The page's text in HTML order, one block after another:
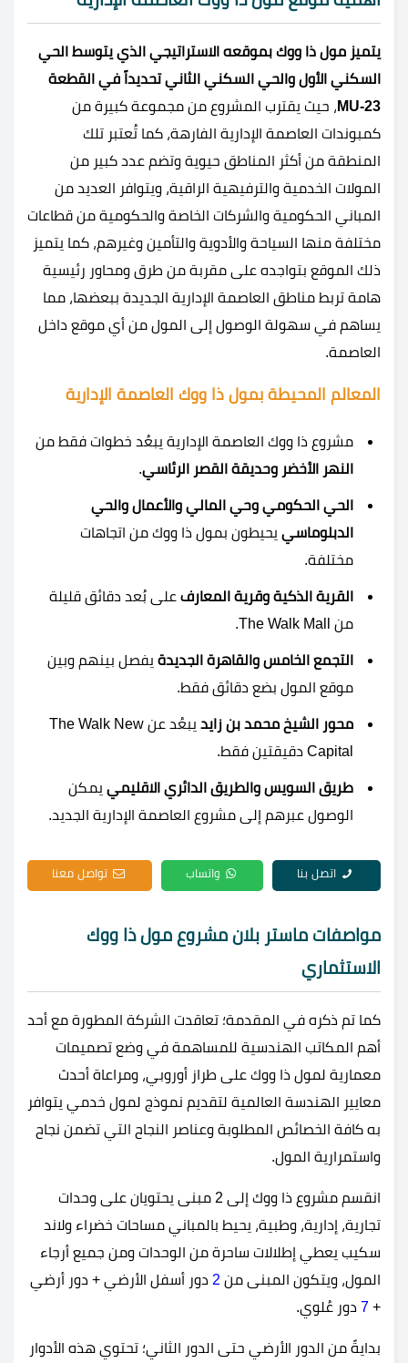
يتميز مول ذا ووك بموقعه الاستراتيجي الذي يتوسط الحي
السكني الأول والحي السكني الثاني تحديداً في القطعة
MU-23 ، حيث يقترب المشروع من مجموعة كبيرة من
كمبوندات العاصمة الإدارية الفارهة، كما تُعتبر تلك
المنطقة من أكثر المناطق حيوية وتضم عدد كبير من
المولات الخدمية والترفيهية الراقية، ويتوافر العديد من
المباني الحكومية والشركات الخاصة والحكومية من قطاعات
مختلفة منها السياحة والأدوية والتأمين وغيرهم، كما يتميز
ذلك الموقع بتواجده على مقربة من طرق ومحاور رئيسية
هامة تربط مناطق العاصمة الإدارية الجديدة ببعضها، مما
يساهم في سهولة الوصول إلى المول من أي موقع داخل
العاصمة.
المعالم المحيطة بمول ذا ووك العاصمة الإدارية
مشروع ذا ووك العاصمة الإدارية يبعُد خطوات فقط من
النهر الأخضر وحديقة القصر الرئاسي.
الحي الحكومي وحي المالي والأعمال والحي
الدبلوماسي يحيطون بمول ذا ووك من اتجاهات
مختلفة.
القرية الذكية وقرية المعارف على بُعد دقائق قليلة
من The Walk Mall.
التجمع الخامس والقاهرة الجديدة يفصل بينهم وبين
موقع المول بضع دقائق فقط.
محور الشيخ محمد بن زايد
يبعُد عن The Walk New
Capital دقيقتين فقط.
طريق السويس والطريق الدائري الاقليمي يمكن
الوصول عبرهم إلى مشروع العاصمة الإدارية الجديد.
اتصل بنا واتساب تواصل معنا
مواصفات ماستر بلان مشروع مول ذا ووك
الاستثماري
كما تم ذكره في المقدمة؛ تعاقدت الشركة المطورة مع أحد
أهم المكاتب الهندسية للمساهمة في وضع تصميمات
معمارية لمول ذا ووك على طراز أوروبي، ومراعاة أحدث
معايير الهندسة العالمية لتقديم نموذج لمول خدمي يتوافر
به كافة الخصائص المطلوبة وعناصر النجاح التي تضمن نجاح
واستمرارية المول.
انقسم مشروع ذا ووك إلى 2 مبنى يحتويان على وحدات
تجارية، إدارية، وطبية، يحيط بالمباني مساحات خضراء ولاند
سكيب يعطي إطلالات ساحرة من الوحدات ومن جميع أرجاء
المول، ويتكون المبنى من 2 دور أسفل الأرضي + دور أرضي
+
7 دور عُلوي.
بدايةً من الدور الأرضي حتى الدور الثاني؛ تحتوي هذه الأدوار